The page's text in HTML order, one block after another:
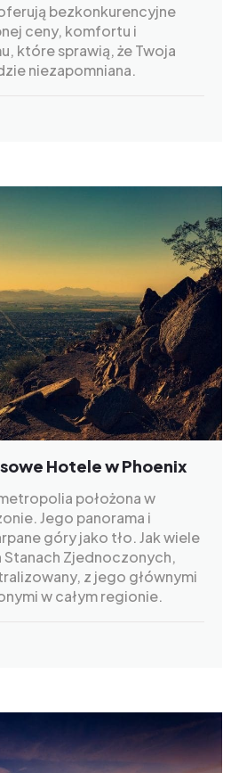
bezkonkurencyjne
ceny, komfortu i
które sprawią, że Twoja
niezapomniana.
Hotele w Phoenix
położona w
Jego panorama i
góry jako tło. Jak wiele
Zjednoczonych,
z jego głównymi
w całym regionie.